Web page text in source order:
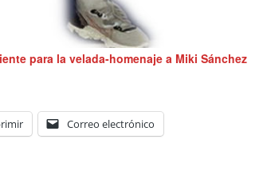
para la velada-homenaje a Miki Sánchez
Correo electrónico